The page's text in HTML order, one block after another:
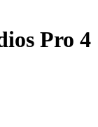
Pro 4